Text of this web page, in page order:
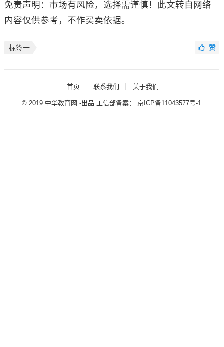
免责声明：市场有风险，选择需谨慎！此文转自网络
内容仅供参考，不作买卖依据。
标签一 赞
首页 联系我们 关于我们
© 2019 中华教育网 -出品 工信部备案：京ICP备11043577号-1